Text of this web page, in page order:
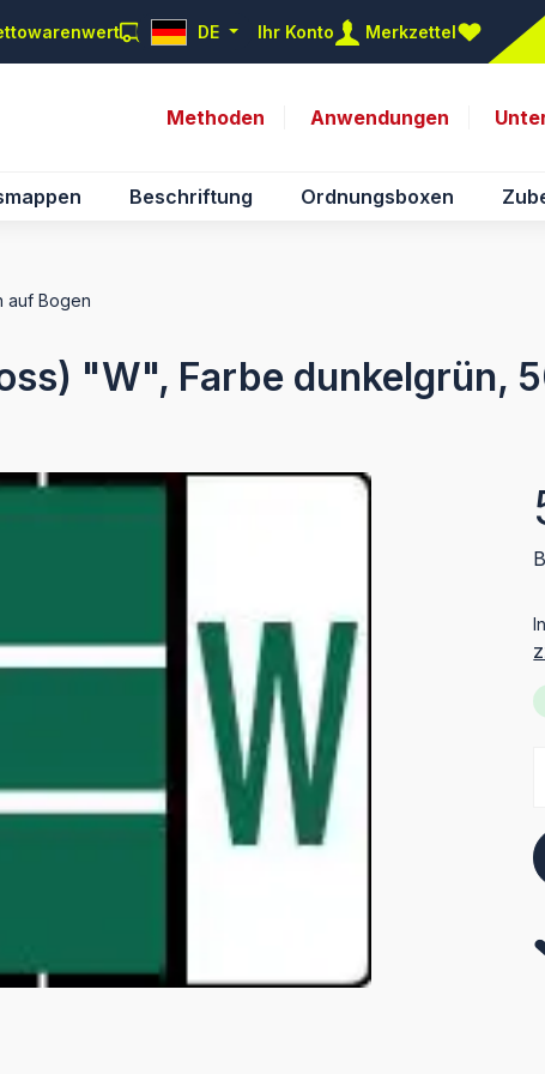
DE Ihr Konto Merkzettel
Du hast 0
Methoden Anwendungen
Beschriftung Ordnungsboxen
auf Bogen
"W", Farbe dunkelgrün,